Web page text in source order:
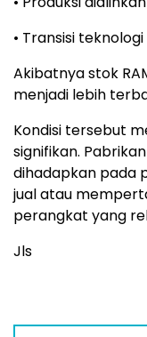
• Transisi
Akibatnya stok
menjadi lebih
Kondisi tersebut
signifikan.
dihadapkan pada
jual atau
perangkat yang
Jls